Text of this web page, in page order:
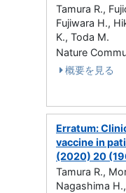
Tamura R.,
Fujiwara H.,
K., Toda M.
Nature
概要を見る
Erratum:
vaccine in
(2020) 20
Tamura R.,
Nagashima